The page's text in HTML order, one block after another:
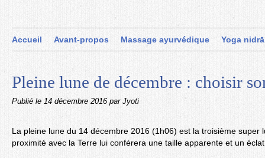
Accueil Avant-propos Massage ayurvédique Yoga nidrā
Pleine lune de décembre : choisir
Publié le 14 décembre 2016 par Jyoti
La pleine lune du 14 décembre 2016 (1h06) est la troisième super
proximité avec la Terre lui conférera une taille apparente et un